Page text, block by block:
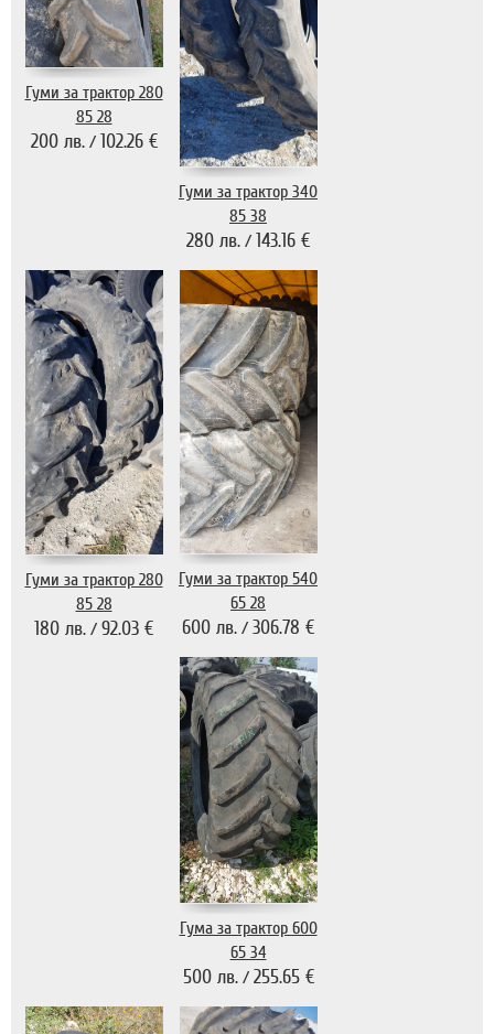
Гуми за трактор 280
85 28
200 лв./ 102.26 €
Гуми за трактор 340
85 38
280 лв. / 143.16 €
Гуми за трактор 280
85 28
180 лв. / 92.03 €
Гуми за трактор 540
65 28
600 лв. / 306.78 €
Гума за трактор 600
65 34
500 лв./ 255.65 €